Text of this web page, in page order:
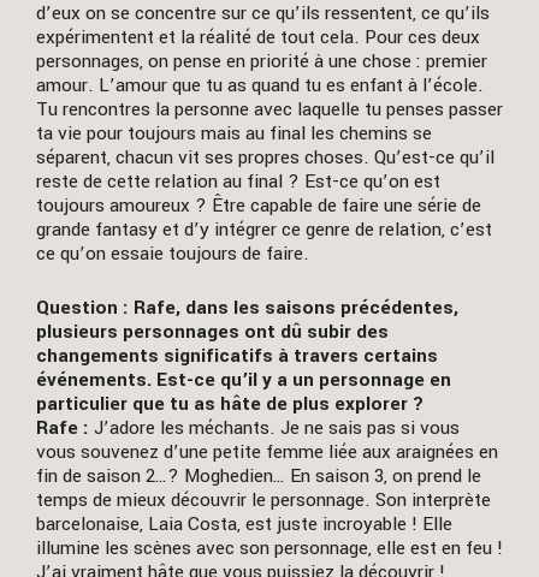
d’eux on se concentre sur ce qu’ils ressentent, ce qu’ils
expérimentent et la réalité de tout cela. Pour ces deux
personnages, on pense en priorité à une chose : premier
amour. L’amour que tu as quand tu es enfant à l’école.
Tu rencontres la personne avec laquelle tu penses passer
ta vie pour toujours mais au final les chemins se
séparent, chacun vit ses propres choses. Qu’est-ce qu’il
reste de cette relation au final ? Est-ce qu’on est
toujours amoureux ? Être capable de faire une série de
grande fantasy et d’y intégrer ce genre de relation, c’est
ce qu’on essaie toujours de faire.
Question : Rafe, dans les saisons précédentes,
plusieurs personnages ont dû subir des
changements significatifs à travers certains
événements. Est-ce qu’il y a un personnage en
particulier que tu as hâte de plus explorer ?
Rafe : J’adore les méchants. Je ne sais pas si vous
vous souvenez d’une petite femme liée aux araignées en
fin de saison 2…? Moghedien… En saison 3, on prend le
temps de mieux découvrir le personnage. Son interprète
barcelonaise, Laia Costa, est juste incroyable ! Elle
illumine les scènes avec son personnage, elle est en feu !